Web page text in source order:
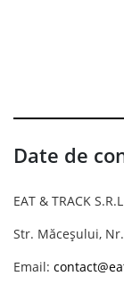
Date de
EAT & TRACK S.R.L
Str. Măceșului,
Email: